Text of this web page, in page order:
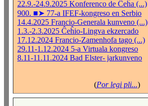
22.9.-24.9.2025 Konferenco de Ĉeĥa (...)
900. ■➤ 77-a IFEF-kongreso en Serbio
14.4.2025 Francio-Generala kunveno (...)
1.3.-2.3.2025 Ĉeĥio-Lingva ekzercado
17.12.2024 Francio-Zamenhofa tago (...)
29.11-1.12.2024 5-a Virtuala kongreso
8.11-11.11.2024 Bad Elster- jarkunveno
(Por legi pli...)